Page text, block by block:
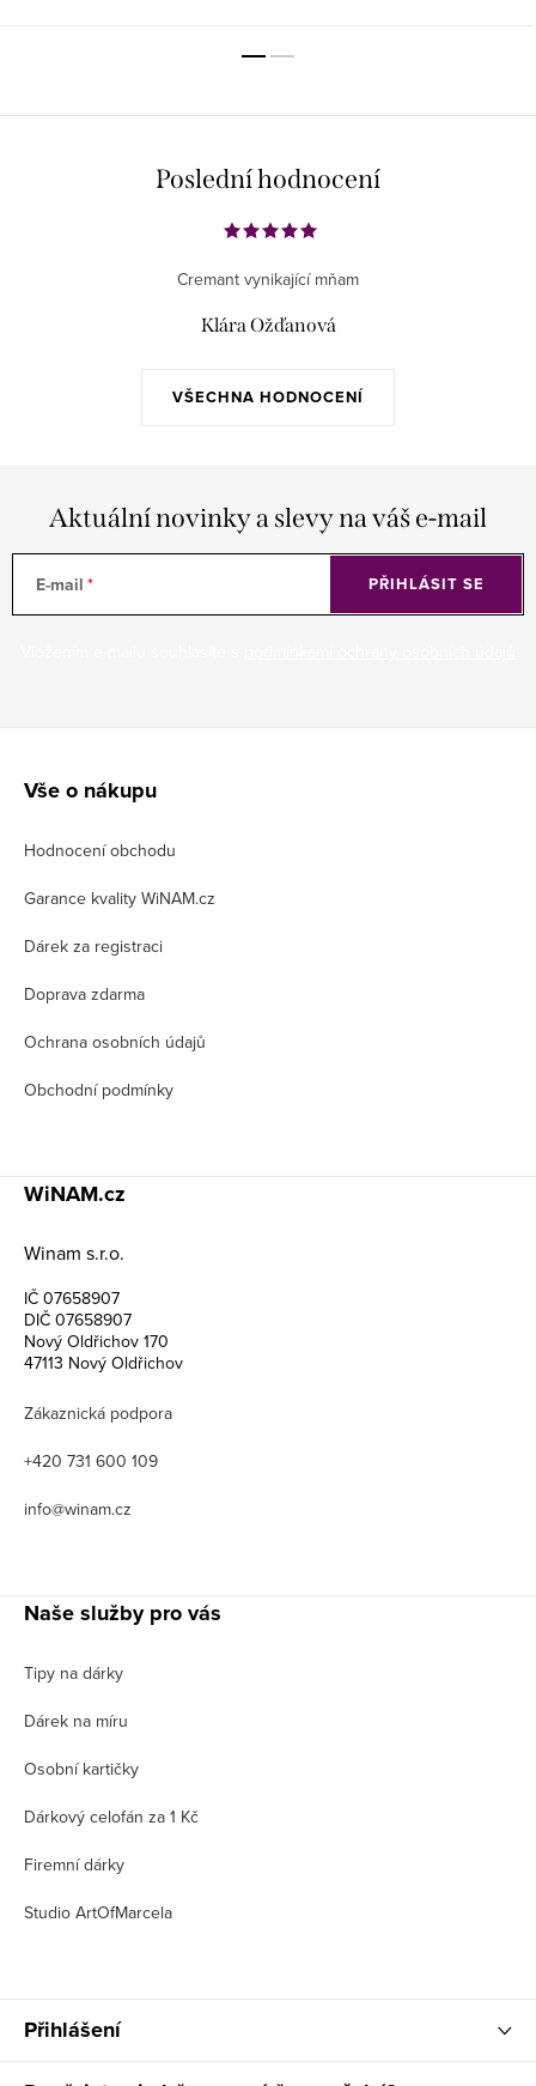
Poslední hodnocení
VŠECHNA HODNOCENÍ
Cremant vynikající mňam
Klára Ožďanová
Aktuální novinky a slevy na váš e-mail
E-mail PŘIHLÁSIT SE
Vše o nákupu
Hodnocení obchodu
Garance kvality WiNAM.cz
Dárek za registraci
Doprava zdarma
Ochrana osobních údajů
Obchodní podmínky
WiNAM.cz
Winam s.r.o.
IČ 07658907
DIČ 07658907
Nový Oldřichov 170
47113 Nový Oldřichov
Zákaznická podpora
+420 731 600 109
info@winam.cz
Naše služby pro vás
Tipy na dárky
Dárek na míru
Osobní kartičky
Dárkový celofán za 1 Kč
Firemní dárky
Studio ArtOfMarcela
Přihlášení